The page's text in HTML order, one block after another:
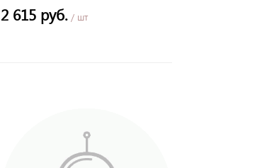
2 615 руб. / шт